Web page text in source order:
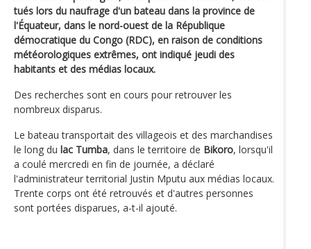
tués lors du naufrage d'un bateau dans la province de
l'Équateur, dans le nord-ouest de la République
démocratique du Congo (RDC), en raison de conditions
météorologiques extrêmes, ont indiqué jeudi des
habitants et des médias locaux.
Des recherches sont en cours pour retrouver les
nombreux disparus.
Le bateau transportait des villageois et des marchandises
le long du lac Tumba, dans le territoire de Bikoro, lorsqu'il
a coulé mercredi en fin de journée, a déclaré
l'administrateur territorial Justin Mputu aux médias locaux.
Trente corps ont été retrouvés et d'autres personnes
sont portées disparues, a-t-il ajouté.